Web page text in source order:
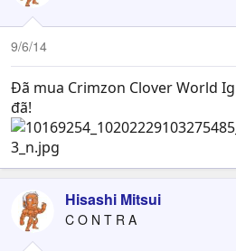
9/6/14
Đã mua Crimzon Clover World
đã!
Hisashi Mitsui
C O N T R A